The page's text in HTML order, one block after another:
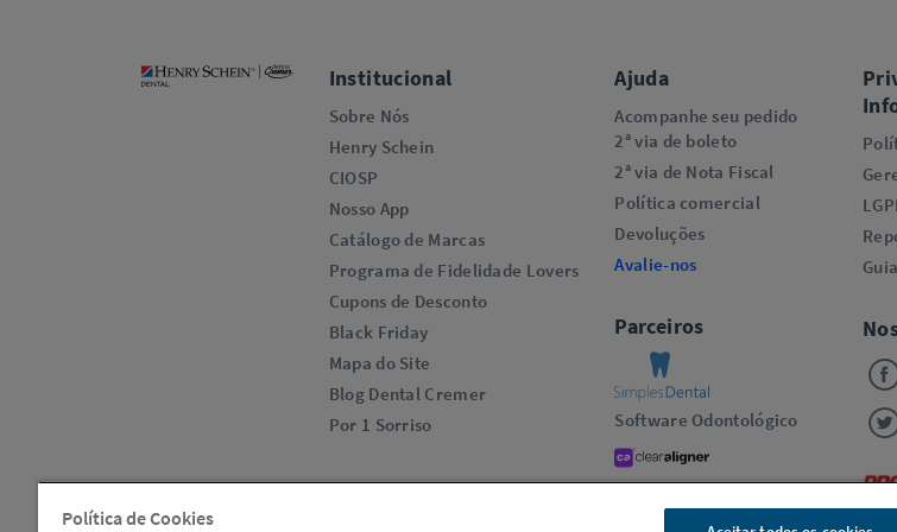
Institucional
Sobre Nós
Henry Schein
CIOSP
Nosso App
Catálogo de Marcas
Programa de Fidelidade Lovers​
Cupons de Desconto
Black Friday
Mapa do Site
Blog Dental Cremer
Por 1 Sorriso
Ajuda
Acompanhe seu pedido
2ª via de boleto
2ª via de Nota Fiscal
Política comercial
Devoluções
Avalie-nos
Parceiros
Software Odontológico
Alinhadores Transparentes
Oral-B
Política de Cookies